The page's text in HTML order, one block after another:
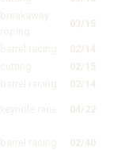
breakaway
roping
03/15
barrel racing
02/14
cutting
02/15
barrel racing 02/14
keyhole race 04/22
barrel racing 02/40